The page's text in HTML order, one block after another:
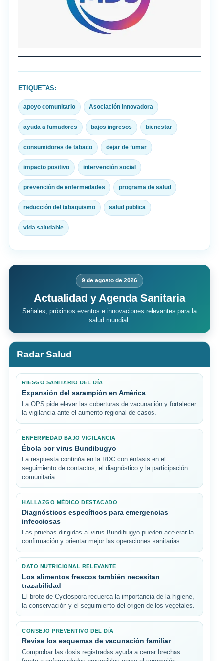
ETIQUETAS:
apoyo comunitario Asociación innovadora
ayuda a fumadores bajos ingresos bienestar
consumidores de tabaco dejar de fumar
impacto positivo intervención social
prevención de enfermedades programa de salud
reducción del tabaquismo salud pública
vida saludable
9 de agosto de 2026
Actualidad y Agenda Sanitaria
Señales, próximos eventos e innovaciones relevantes para la
salud mundial.
Radar Salud
RIESGO SANITARIO DEL DÍA
Expansión del sarampión en América
La OPS pide elevar las coberturas de vacunación y fortalecer
la vigilancia ante el aumento regional de casos.
ENFERMEDAD BAJO VIGILANCIA
Ébola por virus Bundibugyo
La respuesta continúa en la RDC con énfasis en el
seguimiento de contactos, el diagnóstico y la participación
comunitaria.
HALLAZGO MÉDICO DESTACADO
Diagnósticos específicos para emergencias
infecciosas
Las pruebas dirigidas al virus Bundibugyo pueden acelerar la
confirmación y orientar mejor las operaciones sanitarias.
DATO NUTRICIONAL RELEVANTE
Los alimentos frescos también necesitan
trazabilidad
El brote de Cyclospora recuerda la importancia de la higiene,
la conservación y el seguimiento del origen de los vegetales.
CONSEJO PREVENTIVO DEL DÍA
Revise los esquemas de vacunación familiar
Comprobar las dosis registradas ayuda a cerrar brechas